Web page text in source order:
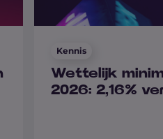
Kennis
Wettelijk
2026: 2,16%